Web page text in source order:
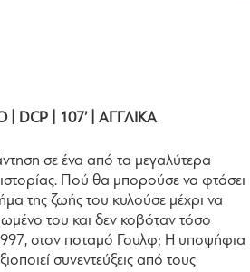
DCP | 107’ | ΑΓΓΛΙΚΑ
σε ένα από τα μεγαλύτερα
ιστορίας. Πού θα μπορούσε να φτάσει
της ζωής του κυλούσε μέχρι να
του και δεν κοβόταν τόσο
στον ποταμό Γουλφ; Η υποψήφια
συνεντεύξεις από τους